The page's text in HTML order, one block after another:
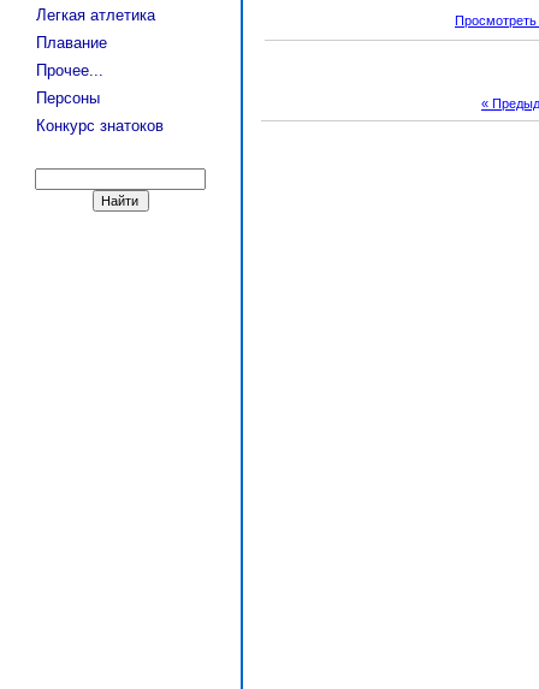
Легкая атлетика
Плавание
Прочее...
Персоны
Конкурс знатоков
«